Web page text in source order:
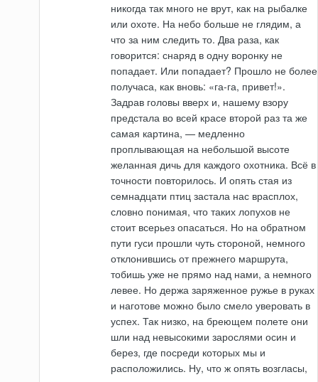
никогда так много не врут, как на рыбалке
или охоте. На небо больше не глядим, а
что за ним следить то. Два раза, как
говорится: снаряд в одну воронку не
попадает. Или попадает? Прошло не более
получаса, как вновь: «га-га, привет!».
Задрав головы вверх и, нашему взору
предстала во всей красе второй раз та же
самая картина, — медленно
проплывающая на небольшой высоте
желанная дичь для каждого охотника. Всё в
точности повторилось. И опять стая из
семнадцати птиц застала нас врасплох,
словно понимая, что таких лопухов не
стоит всерьез опасаться. Но на обратном
пути гуси прошли чуть стороной, немного
отклонившись от прежнего маршрута,
тобишь уже не прямо над нами, а немного
левее. Но держа заряженное ружье в руках
и наготове можно было смело уверовать в
успех. Так низко, на бреющем полете они
шли над невысокими зарослями осин и
берез, где посреди которых мы и
расположились. Ну, что ж опять возгласы,